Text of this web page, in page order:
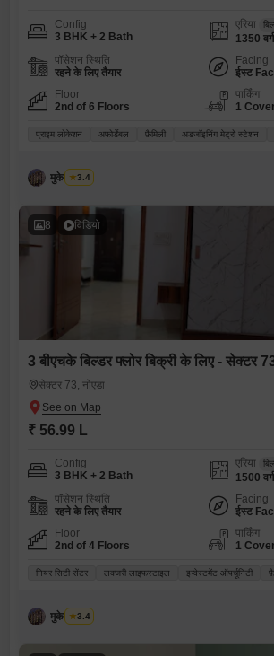
Config
3 BHK + 2 Bath
एरिया
1350
पॉसेशन स्थिति
रहने के लिए तैयार
Facing
ईस्ट
Floor
2nd of 6 Floors
पार्किंग
1
प्राइम लोकेशन अफोर्डेबल फ़ैमिली अडजॉइनिंग मेट्रो स्टेशन
मुकेश कुमार
3.4
8 विडियो
3 बीएचके बिल्डर फ्लोर बिक्री के लिए - सेक्टर
सेक्टर 73, नोएडा
₹ 56.99 L
Config
3 BHK + 2 Bath
एरिया
1500
पॉसेशन स्थिति
रहने के लिए तैयार
Facing
ईस्ट
Floor
2nd of 4 Floors
पार्किंग
1
नियर सिटी सेंटर लक्जरी लाइफस्टाइल इन्वेस्टमेंट ऑपर्चूनिटी
मुकेश कुमार
3.4